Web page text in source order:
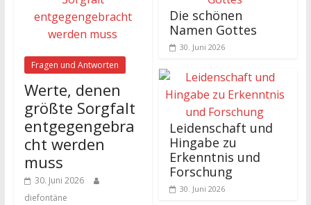
Fragen und Antworten
Werte, denen
größte Sorgfalt
entgegengebra
cht werden
muss
30. Juni 2026
diefontäne
Die schönen
Namen Gottes
30. Juni 2026
Leidenschaft und
Hingabe zu
Erkenntnis und
Forschung
30. Juni 2026